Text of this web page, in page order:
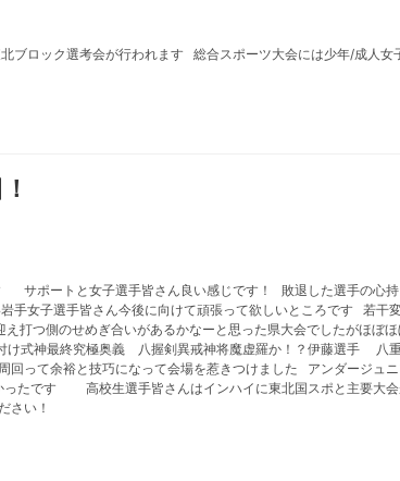
ブロック選考会が行われます 総合スポーツ大会には少年/成人
サポートと女子選手皆さん良い感じです！ 敗退した選手の心
女子選手皆さん今後に向けて頑張って欲しいところです 若干
つ側のせめぎ合いがあるかなーと思った県大会でしたがほぼほ
式神最終究極奥義 八握剣異戒神将魔虚羅か！？伊藤選手 八
って余裕と技巧になって会場を惹きつけました アンダージュ
ったです 高校生選手皆さんはインハイに東北国スポと主要大会
さい！